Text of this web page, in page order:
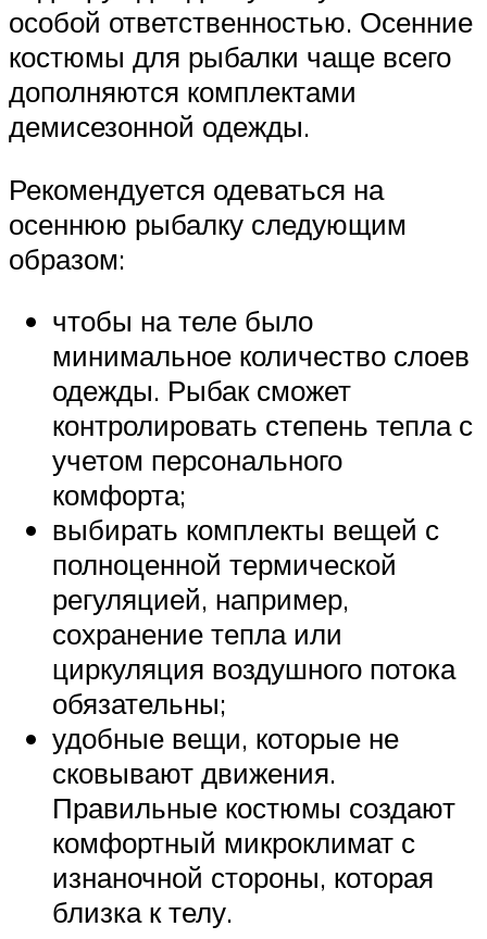
особой ответственностью. Осенние
костюмы для рыбалки чаще всего
дополняются комплектами
демисезонной одежды.
Рекомендуется одеваться на
осеннюю рыбалку следующим
образом:
чтобы на теле было
минимальное количество слоев
одежды. Рыбак сможет
контролировать степень тепла с
учетом персонального
комфорта;
выбирать комплекты вещей с
полноценной термической
регуляцией, например,
сохранение тепла или
циркуляция воздушного потока
обязательны;
удобные вещи, которые не
сковывают движения.
Правильные костюмы создают
комфортный микроклимат с
изнаночной стороны, которая
близка к телу.